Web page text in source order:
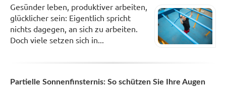
Gesünder leben, produktiver arbeiten,
glücklicher sein: Eigentlich spricht
nichts dagegen, an sich zu arbeiten.
Doch viele setzen sich in...
Partielle Sonnenfinsternis: So schützen Sie Ihre Augen